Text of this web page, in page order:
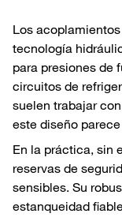
Los
tecnología
para presiones de
circuitos de
suelen trabajar
este diseño
En la práctica, sin
reservas de
sensibles. Su
estanqueidad